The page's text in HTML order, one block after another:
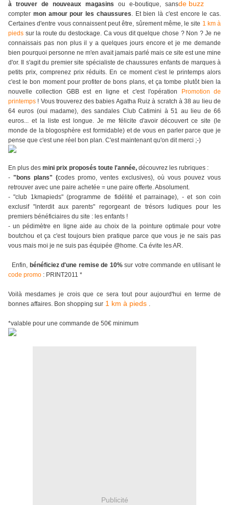
à trouver de nouveaux magasins ou e-boutique, sans
compter mon amour pour les chaussures. Et bien là c'est encore le cas.
Certaines d'entre vous connaissent peut être, sûrement même, le site 1 km à
pieds sur la route du destockage. Ca vous dit quelque chose ? Non ? Je ne
connaissais pas non plus il y a quelques jours encore et je me demande
bien pourquoi personne ne m'en avait jamais parlé mais ce site est une mine
d'or. Il s'agit du premier site spécialiste de chaussures enfants de marques à
petits prix, comprenez prix réduits. En ce moment c'est le printemps alors
c'est le bon moment pour profiter de bons plans, et ça tombe plutôt bien la
nouvelle collection GBB est en ligne et c'est l'opération
Promotion de
printemps ! Vous trouverez des babies Agatha Ruiz à scratch à 38 au lieu de
64 euros (oui madame), des sandales Club Catimini à 51 au lieu de 66
euros... et la liste est longue. Je me félicite d'avoir découvert ce site (le
monde de la blogosphère est formidable) et de vous en parler parce que je
pense que c'est une réel bon plan. C'est maintenant qu'on dit merci ;-)
En plus des mini prix proposés toute l'année, découvrez les rubriques :
- "bons plans" (codes promo, ventes exclusives), où vous pouvez vous
retrouver avec une paire achetée = une paire offerte. Absolument.
- "club 1kmapieds" (programme de fidélité et parrainage), - et son coin
exclusif "interdit aux parents" regorgeant de trésors ludiques pour les
premiers bénéficiaires du site : les enfants !
- un pédimètre en ligne aide au choix de la pointure optimale pour votre
boutchou et ça c'est toujours bien pratique parce que vous je ne sais pas
vous mais moi je ne suis pas équipée @home. Ca évite les AR.
Enfin, bénéficiez d'une remise de 10%sur votre commande en utilisant le
code promo : PRINT2011 *
Voilà mesdames je crois que ce sera tout pour aujourd'hui en terme de
bonnes affaires. Bon shopping sur 1 km à pieds .
*valable pour une commande de 50€ minimum
Publicité